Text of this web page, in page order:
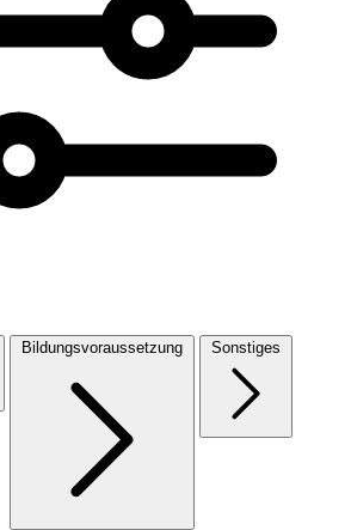
Bildungsvoraussetzung Sonstiges